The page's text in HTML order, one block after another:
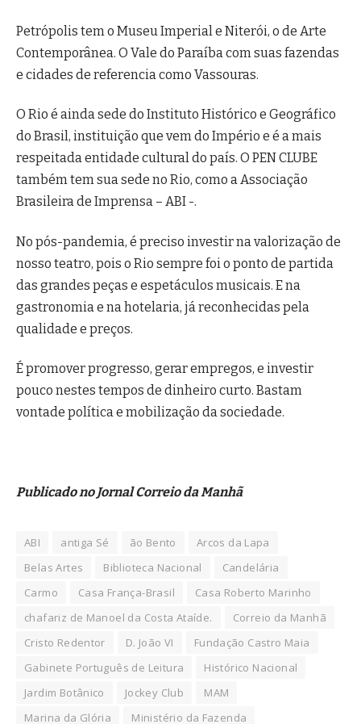
Petrópolis tem o Museu Imperial e Niterói, o de Arte
Contemporânea. O Vale do Paraíba com suas fazendas
e cidades de referencia como Vassouras.
O Rio é ainda sede do Instituto Histórico e Geográfico
do Brasil, instituição que vem do Império e é a mais
respeitada entidade cultural do país. O PEN CLUBE
também tem sua sede no Rio, como a Associação
Brasileira de Imprensa – ABI -.
No pós-pandemia, é preciso investir na valorização de
nosso teatro, pois o Rio sempre foi o ponto de partida
das grandes peças e espetáculos musicais. E na
gastronomia e na hotelaria, já reconhecidas pela
qualidade e preços.
É promover progresso, gerar empregos, e investir
pouco nestes tempos de dinheiro curto. Bastam
vontade política e mobilização da sociedade.
Publicado no Jornal Correio da Manhã
ABI antiga Sé ão Bento
Arcos da Lapa
Belas Artes
Biblioteca Nacional
Candelária
Carmo
Casa França-Brasil
Casa Roberto Marinho
chafariz de Manoel da Costa Ataíde.
Correio da Manhã
Cristo Redentor
D. João VI
Fundação Castro Maia
Gabinete Português de Leitura
Histórico Nacional
Jardim Botânico
Jockey Club
MAM
Marina da Glória
Ministério da Fazenda